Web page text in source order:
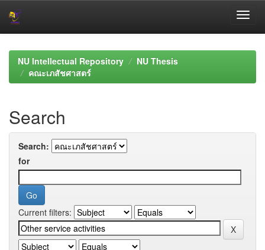
navigationNU Intellectual Repository
NU Thesis
คณะเภสัชศาสตร์
Search
Search:
for
Current filters: